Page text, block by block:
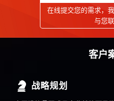
在线提交您的需求，
与您
客户
战略规划